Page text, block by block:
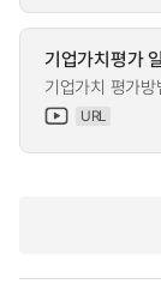
기업가치평가
기업가치 평가
URL